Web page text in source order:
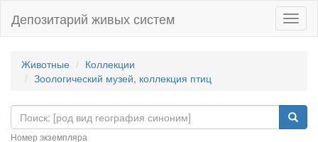
Депозитарий живых систем
Животные
Коллекции
Зоологический музей, коллекция птиц
Номер экземпляра